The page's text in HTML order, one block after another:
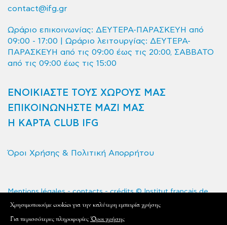
contact@ifg.gr
Ωράριο επικοινωνίας: ΔΕΥΤΕΡΑ-ΠΑΡΑΣΚΕΥΗ από
09:00 - 17:00 | Ωράριο λειτουργίας: ΔΕΥΤΕΡΑ-
ΠΑΡΑΣΚΕΥΗ από τις 09:00 έως τις 20:00, ΣΑΒΒΑΤΟ
από τις 09:00 έως τις 15:00
ΕΝΟΙΚΙΑΣΤΕ ΤΟΥΣ ΧΩΡΟΥΣ ΜΑΣ
ΕΠΙΚΟΙΝΩΝΗΣΤΕ ΜΑΖΙ ΜΑΣ
Η ΚΑΡΤΑ CLUB IFG
Όροι Χρήσης & Πολιτική Απορρήτου
Mentions légales - contacts - crédits © Institut français de
Grèce 2020 - Tous droits réservés
L'Institut français de Grèce est le service de coopération et
d'action culturelle de l'Ambassade de France en Grèce.
Xρησιμοποιούμε cookies για την καλύτερη εμπειρία χρήσης
Για περισσότερες πληροφορίεςΌροι χρήσης